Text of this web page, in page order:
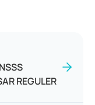
REGULER